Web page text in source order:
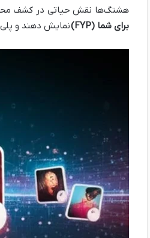
هشتگ‌ها نقش حیاتی در کشف
برای شما (FYP)
نمایش دهند و پلی